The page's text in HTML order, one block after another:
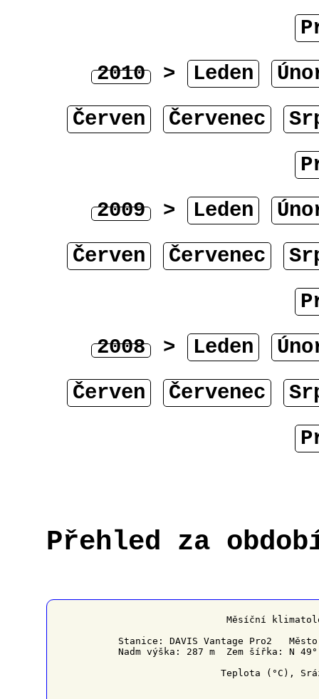
2010 > Leden
Červen
Červenec
2009 > Leden
Červen
Červenec
2008 > Leden
Červen
Červenec
Přehled za
Měsíční
Stanice: DAVIS Vantage Pro2
Nadm výška: 287 m  Zem šířka: N
Teplota (°C),